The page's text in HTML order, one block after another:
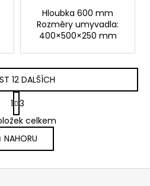
Hloubka 600 mm
Rozměry umyvadla:
400×500×250 mm
O
v
l
á
d
12 DALŠÍCH
S
t
r
á
n
k
1 3
celkem
NAHORU